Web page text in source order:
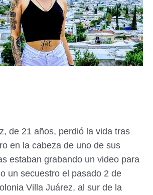
de 21 años, perdió la vida tras
en la cabeza de uno de sus
estaban grabando un video para
un secuestro el pasado 2 de
Villa Juárez, al sur de la